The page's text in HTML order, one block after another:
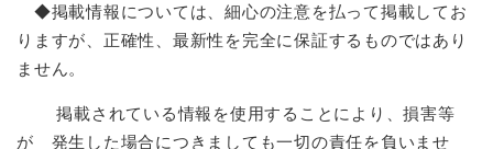
◆掲載情報については、細心の注意を払って掲載してお
りますが、正確性、最新性を完全に保証するものではあり
ません。
掲載されている情報を使用することにより、損害等
が 発生した場合につきましても一切の責任を負いませ